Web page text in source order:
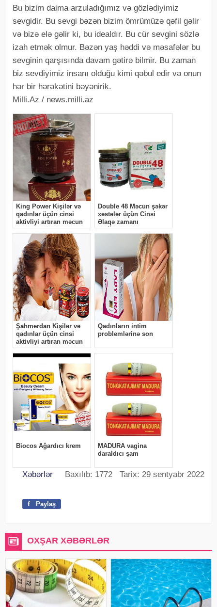
Bu bizim daima arzuladığımız və gözlədiyimiz
sevgidir. Bu sevgi bəzən bizim ömrümüzə qəfil gəlir
və bizə elə gəlir ki, bu idealdır. Bu cür sevgini sözlə
izah etmək olmur. Bəzən yaş həddi və məsafələr bu
sevginin qarşısında davam gətirə bilmir. Bu zaman
biz sevdiyimiz insanı olduğu kimi qəbul edir və onun
hər bir hərəkətini bəyənirik.
Milli.Az / news.milli.az
Xəbərlər Baxılıb: 1772 Tarix: 29 sentyabr 2022
f Paylaş
OXŞAR XƏBƏRLƏR